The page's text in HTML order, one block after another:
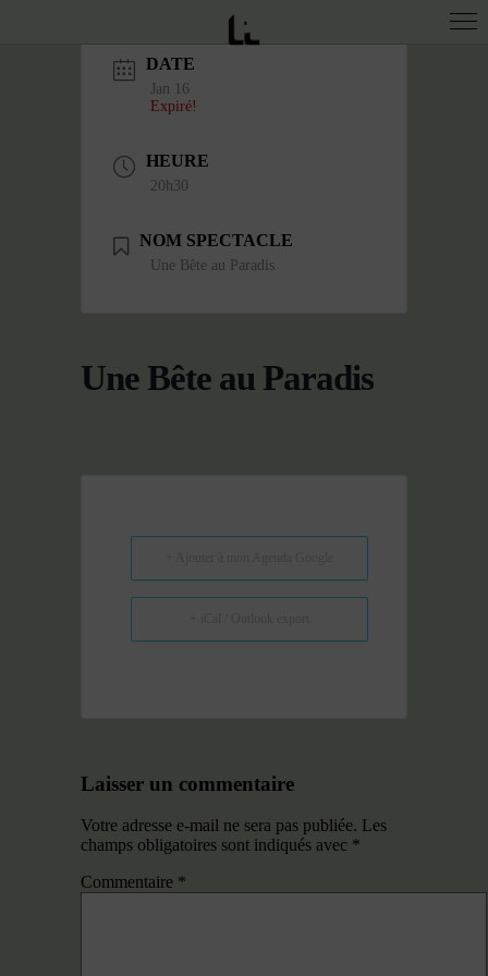
DATE
Jan 16
Expiré!
HEURE
20h30
NOM SPECTACLE
Une Bête au Paradis
Une Bête au Paradis
Laisser un commentaire
Votre adresse e-mail ne sera pas publiée. Les
champs obligatoires sont indiqués avec *
Commentaire *